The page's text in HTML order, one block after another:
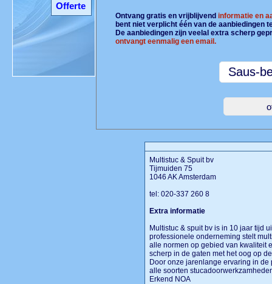
Offerte
Ontvang gratis en vrijblijvendinformatie en
bent niet verplicht één van de aanbiedingen
De aanbiedingen zijn veelal extra scherp
ontvangt eenmalig een email.
Multistuc & Spuit bv
Tijmuiden 75
1046 AK Amsterdam
tel: 020-337 260 8
Extra informatie
Multistuc & spuit bv is in 10 jaar tijd
professionele onderneming stelt
alle normen op gebied van kwaliteit
scherp in de gaten met het oog op
Door onze jarenlange ervaring in
alle soorten
Erkend NOA